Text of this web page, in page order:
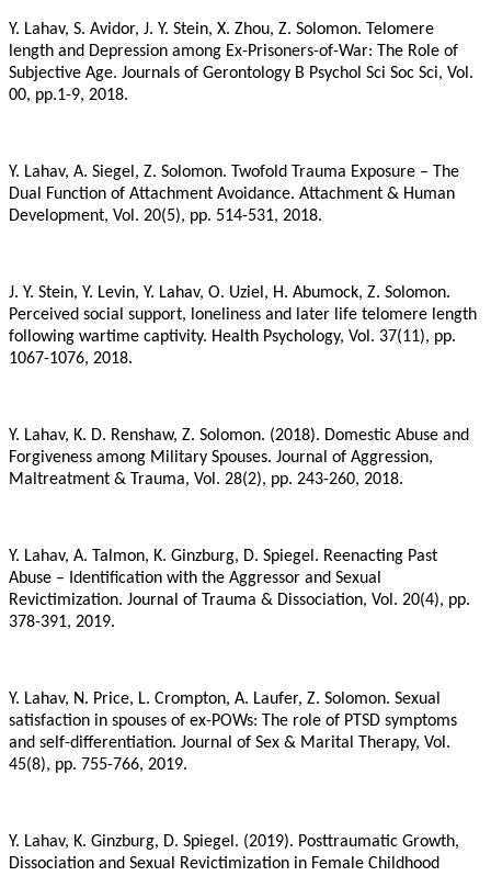
Y. Lahav, S. Avidor, J. Y. Stein, X. Zhou, Z. Solomon. Telomere
length and Depression among Ex-Prisoners-of-War: The Role of
Subjective Age. Journals of Gerontology B Psychol Sci Soc Sci, Vol.
00, pp.1-9, 2018.
Y. Lahav, A. Siegel, Z. Solomon. Twofold Trauma Exposure – The
Dual Function of Attachment Avoidance. Attachment & Human
Development, Vol. 20(5), pp. 514-531, 2018.
J. Y. Stein, Y. Levin, Y. Lahav, O. Uziel, H. Abumock, Z. Solomon.
Perceived social support, loneliness and later life telomere length
following wartime captivity. Health Psychology, Vol. 37(11), pp.
1067-1076, 2018.
Y. Lahav, K. D. Renshaw, Z. Solomon. (2018). Domestic Abuse and
Forgiveness among Military Spouses. Journal of Aggression,
Maltreatment & Trauma, Vol. 28(2), pp. 243-260, 2018.
Y. Lahav, A. Talmon, K. Ginzburg, D. Spiegel. Reenacting Past
Abuse – Identification with the Aggressor and Sexual
Revictimization. Journal of Trauma & Dissociation, Vol. 20(4), pp.
378-391, 2019.
Y. Lahav, N. Price, L. Crompton, A. Laufer, Z. Solomon. Sexual
satisfaction in spouses of ex-POWs: The role of PTSD symptoms
and self-differentiation. Journal of Sex & Marital Therapy, Vol.
45(8), pp. 755-766, 2019.
Y. Lahav, K. Ginzburg, D. Spiegel. (2019). Posttraumatic Growth,
Dissociation and Sexual Revictimization in Female Childhood